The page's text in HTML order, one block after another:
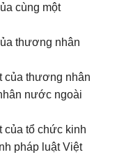
cùng một
thương nhân
của thương nhân
nước ngoài
của tổ chức kinh
pháp luật Việt